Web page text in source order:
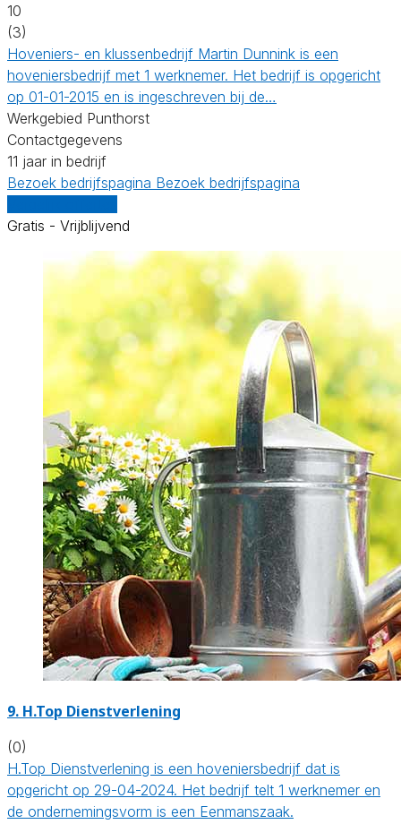
10
(3)
Hoveniers- en klussenbedrijf Martin Dunnink is een
hoveniersbedrijf met 1 werknemer. Het bedrijf is opgericht
op 01-01-2015 en is ingeschreven bij de…
Werkgebied Punthorst
Contactgegevens
11 jaar in bedrijf
Bezoek bedrijfspagina Bezoek bedrijfspagina
Gratis - Vrijblijvend
9. H.Top Dienstverlening
(0)
H.Top Dienstverlening is een hoveniersbedrijf dat is
opgericht op 29-04-2024. Het bedrijf telt 1 werknemer en
de ondernemingsvorm is een Eenmanszaak.